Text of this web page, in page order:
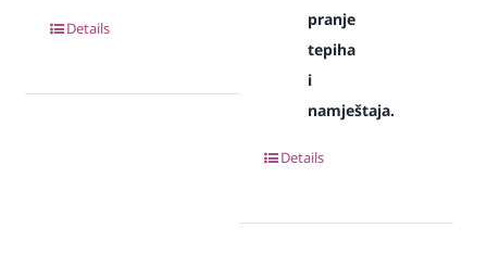
Details
pranje
tepiha
i
namještaja.
Details